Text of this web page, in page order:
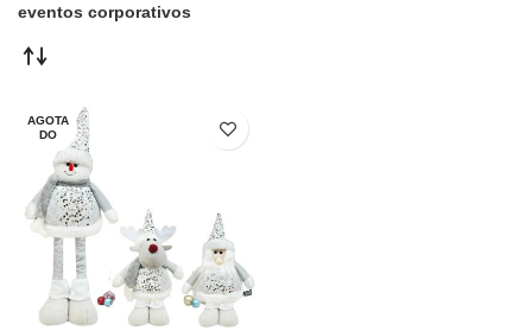
eventos corporativos
AGOTA
DO